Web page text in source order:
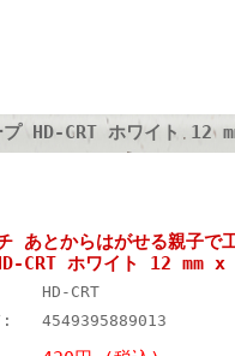
プ HD-CRT ホワイト 12
あとからはがせる親子で
CRT ホワイト 12 mm x
HD-CRT
:
4549395889013